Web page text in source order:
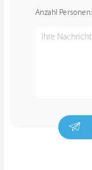
Anzahl Personen: